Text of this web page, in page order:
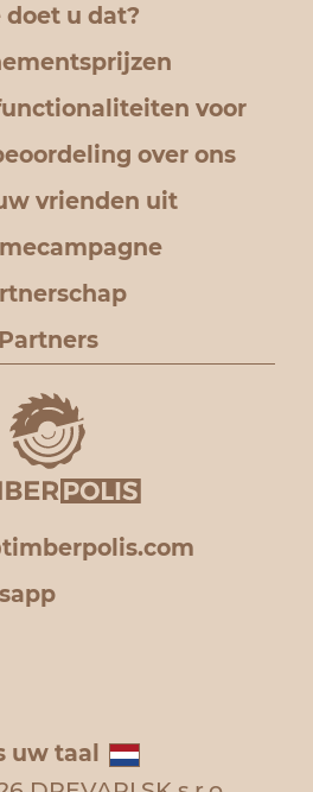
doet u dat?
voor
over ons
vrienden uit
Partners
uw taal